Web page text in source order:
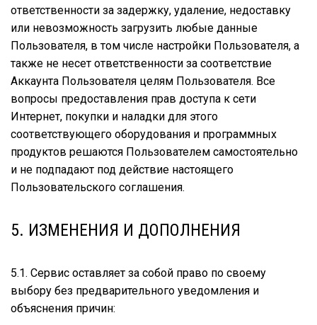
ответственности за задержку, удаление, недоставку
или невозможность загрузить любые данные
Пользователя, в том числе настройки Пользователя, а
также не несет ответственности за соответствие
Аккаунта Пользователя целям Пользователя. Все
вопросы предоставления прав доступа к сети
Интернет, покупки и наладки для этого
соответствующего оборудования и программных
продуктов решаются Пользователем самостоятельно
и не подпадают под действие настоящего
Пользовательского соглашения.
5. ИЗМЕНЕНИЯ И ДОПОЛНЕНИЯ
5.1. Сервис оставляет за собой право по своему
выбору без предварительного уведомления и
объяснения причин: